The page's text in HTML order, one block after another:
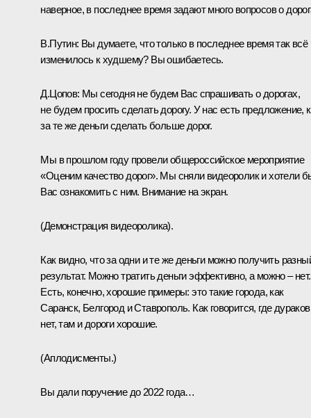
наверное, в последнее время задают много вопросов о
В.Путин: Вы думаете, что только в последнее время так всё
изменилось к худшему? Вы ошибаетесь.
Д.Цопов: Мы сегодня не будем Вас спрашивать о дорогах,
не будем просить сделать дорогу. У нас есть предложение,
за те же деньги сделать больше дорог.
Мы в прошлом году провели общероссийское мероприятие
«Оценим качество дорог». Мы сняли видеоролик и хотели
Вас ознакомить с ним. Внимание на экран.
(Демонстрация видеоролика).
Как видно, что за одни и те же деньги можно получить
результат. Можно тратить деньги эффективно, а можно – нет.
Есть, конечно, хорошие примеры: это такие города, как
Саранск, Белгород и Ставрополь. Как говорится, где дураков
нет, там и дороги хорошие.
(Аплодисменты.)
Вы дали поручение до 2022 года…